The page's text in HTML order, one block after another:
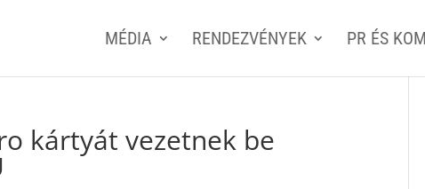
MÉDIA RENDEZVÉNYEK PR ÉS
kártyát vezetnek be